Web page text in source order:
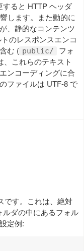
すると HTTP ヘッダ
します。また動的に
、静的なコンテンツ
のレスポンスエンコ
む ( public/
フォ
、これらのテキスト
ンコーディングに合
ファイルは UTF-8 で
です。これは、絶対
ダの中にあるフォル
定例: